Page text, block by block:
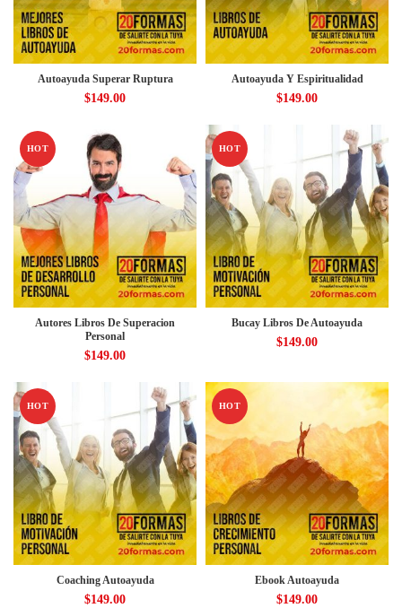
Autoayuda Superar Ruptura
$149.00
Autoayuda Y Espiritualidad
$149.00
HOT
Autores Libros De Superacion
Personal
$149.00
HOT
Bucay Libros De Autoayuda
$149.00
HOT
Coaching Autoayuda
$149.00
HOT
Ebook Autoayuda
$149.00